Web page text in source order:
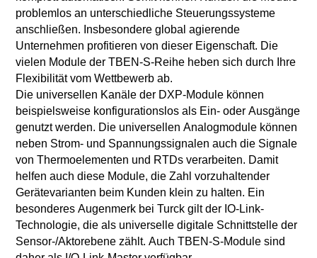
problemlos an unterschiedliche Steuerungssysteme
anschließen. Insbesondere global agierende
Unternehmen profitieren von dieser Eigenschaft. Die
vielen Module der TBEN-S-Reihe heben sich durch Ihre
Flexibilität vom Wettbewerb ab.
Die universellen Kanäle der DXP-Module können
beispielsweise konfigurationslos als Ein- oder Ausgänge
genutzt werden. Die universellen Analogmodule können
neben Strom- und Spannungssignalen auch die Signale
von Thermoelementen und RTDs verarbeiten. Damit
helfen auch diese Module, die Zahl vorzuhaltender
Gerätevarianten beim Kunden klein zu halten. Ein
besonderes Augenmerk bei Turck gilt der IO-Link-
Technologie, die als universelle digitale Schnittstelle der
Sensor-/Aktorebene zählt. Auch TBEN-S-Module sind